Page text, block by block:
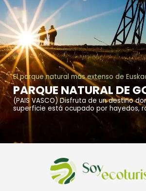
El parque natural más extenso de
PARQUE NATURAL DE
(PAIS VASCO) Disfruta de un destino
superficie está ocupado por hayedos,